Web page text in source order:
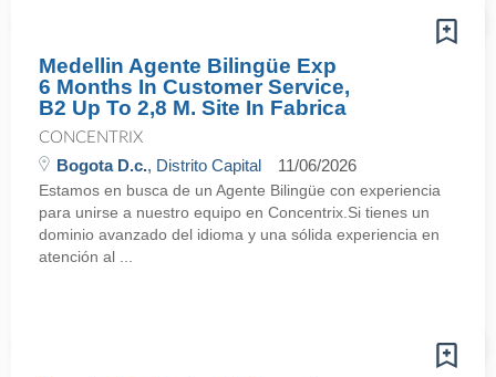
Medellin Agente Bilingüe Exp
6 Months In Customer Service,
B2 Up To 2,8 M. Site In Fabrica
CONCENTRIX
Bogota D.c., Distrito Capital 11/06/2026
Estamos en busca de un Agente Bilingüe con experiencia
para unirse a nuestro equipo en Concentrix.Si tienes un
dominio avanzado del idioma y una sólida experiencia en
atención al ...